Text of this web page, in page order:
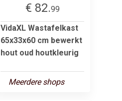
€ 82.99
VidaXL Wastafelkast
65x33x60 cm bewerkt
hout oud houtkleurig
Meerdere shops